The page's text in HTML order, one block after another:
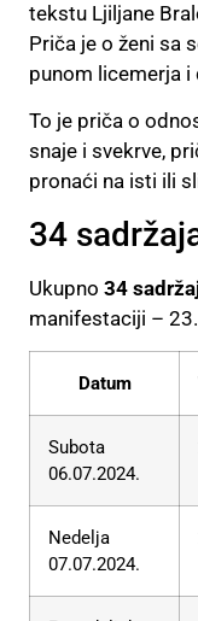
tekstu Ljiljane
Priča je o ženi sa
punom licemerja i
To je priča o
snaje i svekrve,
pronaći na isti ili
34
Ukupno 34
manifestaciji –
Datum
Subota
06.07.2024.
Nedelja
07.07.2024.